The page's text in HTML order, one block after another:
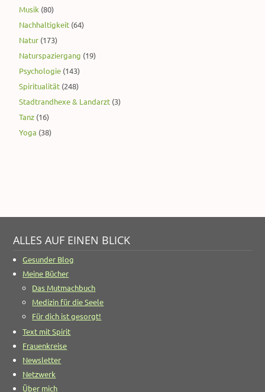
Musik (80)
Nachhaltigkeit (64)
Natur (173)
Naturspaziergang (19)
Psychologie (143)
Spiritualität (248)
Stadtrandhexe & Landarzt (3)
Tanz (16)
Yoga (38)
ALLES AUF EINEN BLICK
Gesunder Blog
Meine Bücher
Das Mutmachbuch
Medizin für die Seele
Für dich ist gesorgt!
Text mit Spirit
Frauenkreise
Newsletter
Netzwerk
Über mich